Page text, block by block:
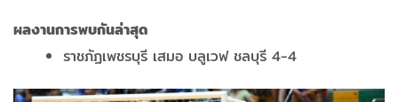
ผลงานการพบกันล่าสุด
ราชภัฏเพชรบุรี เสมอ บลูเวฟ ชลบุรี 4-4